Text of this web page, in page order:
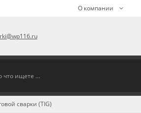
О компании
сварки (TIG)